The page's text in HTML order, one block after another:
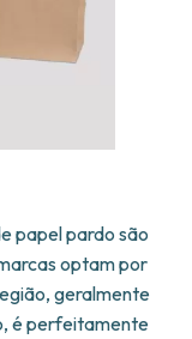
papel pardo são
optam por
geralmente
é perfeitamente